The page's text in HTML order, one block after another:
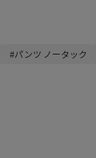
#パンツ ノータック